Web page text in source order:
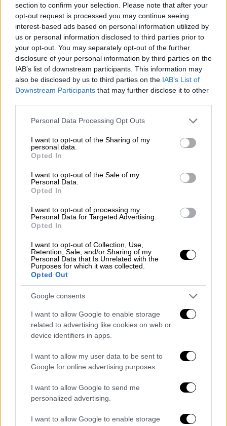
section to confirm your selection. Please note that after your
opt-out request is processed you may continue seeing
interest-based ads based on personal information utilized by
us or personal information disclosed to third parties prior to
your opt-out. You may separately opt-out of the further
disclosure of your personal information by third parties on the
IAB’s list of downstream participants. This information may
also be disclosed by us to third parties on the IAB’s List of
Downstream Participants that may further disclose it to other
Please note that this website/app uses one or more Google
not limited to your visit or usage behaviour. You may click to
grant or deny consent to Google and its third-party tags to
use your data for below specified purposes in below Google
consent section.
Personal Data Processing Opt Outs
I want to opt-out of the Sharing of my
personal data.
Opted In
I want to opt-out of the Sale of my
Personal Data.
Opted In
I want to opt-out of processing my
Personal Data for Targeted Advertising.
Opted In
I want to opt-out of Collection, Use,
Retention, Sale, and/or Sharing of my
Personal Data that Is Unrelated with the
Purposes for which it was collected.
Opted Out
Google consents
I want to allow Google to enable storage
related to advertising like cookies on web or
device identifiers in apps.
I want to allow my user data to be sent to
Google for online advertising purposes.
I want to allow Google to send me
personalized advertising.
I want to allow Google to enable storage
Τηλεόραση|06.07.2025 15:06
Η Σίσσυ Χρηστίδου αποχαιρέτισε το
κοινό του «Χαμογέλα και Πάλι» και
έδωσε ραντεβού για τη νέα σεζόν
Η παρουσιάστρια ευχαρίστησε θερμά τον
Πρόεδρο του MEGA Βαγγέλη Μαρινάκη, την
ομάδα της εκπομπής, τους συνεργάτες της
αλλά και τον παραγωγό της, Νίκο Κοκλώνη
Σίσσυ Χρηστίδου: Απόσπασμα από την
συνέντευξή της στις «Μαμά-δες» που
προκάλεσε το εξώδικο του Μαραντίνη
του single mom»